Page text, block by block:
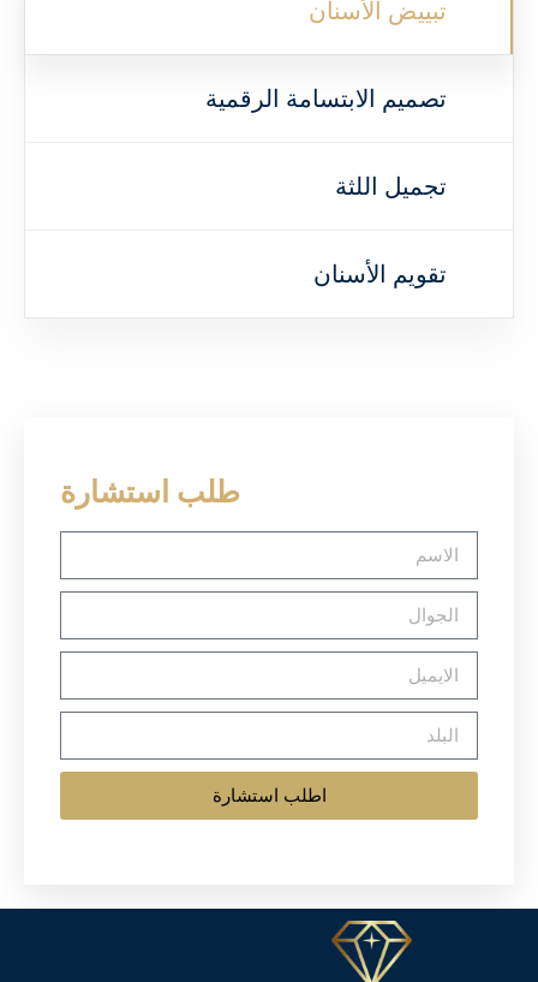
تبييض الأسنان
تصميم الابتسامة الرقمية
تجميل اللثة
تقويم الأسنان
طلب استشارة
اطلب استشارة